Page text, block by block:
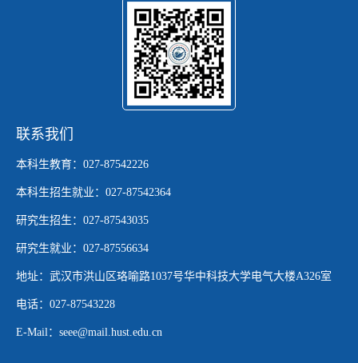
联系我们
本科生教育：027-87542226
本科生招生就业：027-87542364
研究生招生：027-87543035
研究生就业：027-87556634
地址：武汉市洪山区珞喻路1037号华中科技大学电气大楼A326室
电话：027-87543228
E-Mail：seee@mail.hust.edu.cn